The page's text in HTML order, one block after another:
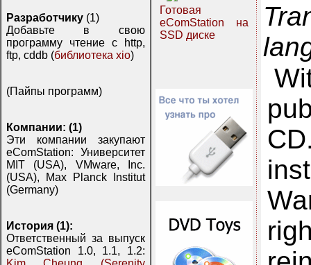
Разработчику (1)
Добавьте в свою
программу чтение с http,
ftp, cddb (библиотека xio)
(Пайпы программ)
Компании: (1)
Эти компании закупают
eComStation: Университет
MIT (USA), VMware, Inc.
(USA), Max Planck Institut
(Germany)
История (1):
Ответственный за выпуск
eComStation 1.0, 1.1, 1.2:
Готовая
eComStation на
SSD диске